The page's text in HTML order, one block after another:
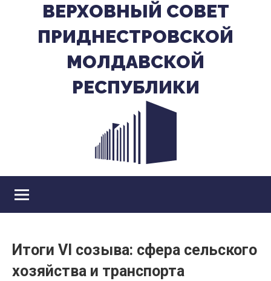
ВЕРХОВНЫЙ CОВЕТ
ПРИДНЕСТРОВСКОЙ
МОЛДАВСКОЙ
РЕСПУБЛИКИ
Итоги VI созыва: сфера сельского
хозяйства и транспорта